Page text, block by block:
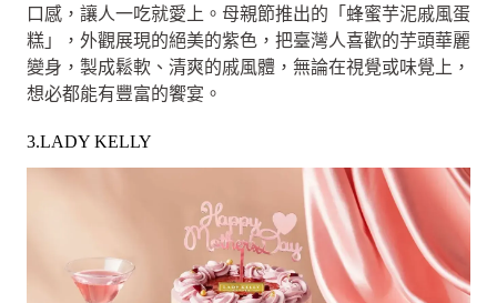
口感，讓人一吃就愛上。母親節推出的「蜂蜜芋泥戚風蛋
糕」，外觀展現的絕美的紫色，把臺灣人喜歡的芋頭華麗
變身，製成鬆軟、清爽的戚風體，無論在視覺或味覺上，
想必都能有豐富的饗宴。
3.LADY KELLY